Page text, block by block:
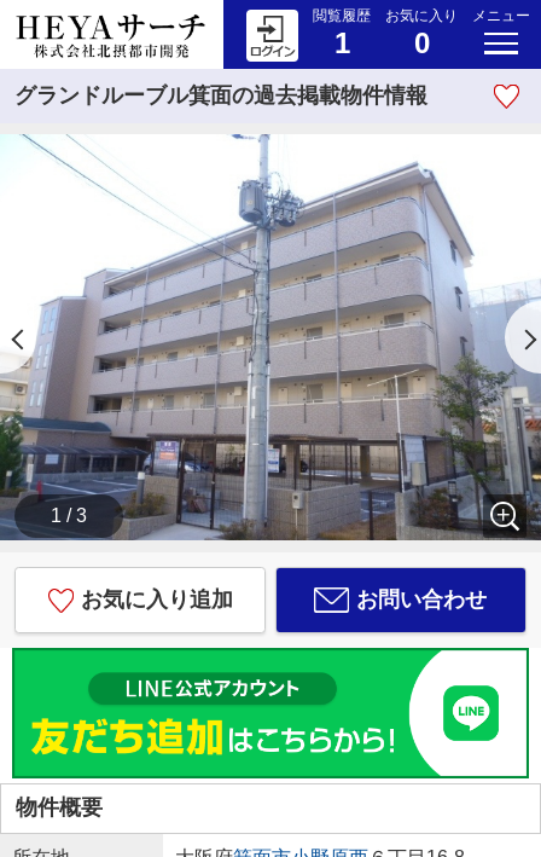
閲覧履歴
1
お気に入り
0
メニュー
グランドルーブル箕面の過去掲載物件情報
1 / 3
お気に入り追加 お問い合わせ
物件概要